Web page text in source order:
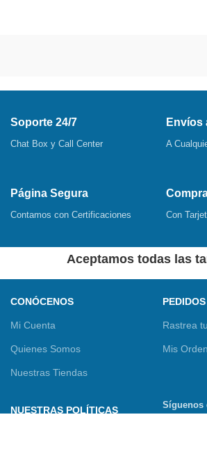
Soporte 24/7
Chat Box y Call Center
Envíos
A
Página Segura
Contamos con Certificaciones Con
Aceptamos todas las
CONÓCENOS
Mi Cuenta
Quienes Somos
Nuestras Tiendas
PEDIDOS
Rastrea
Mis
NUESTRAS POLÍTICAS
Síguenos